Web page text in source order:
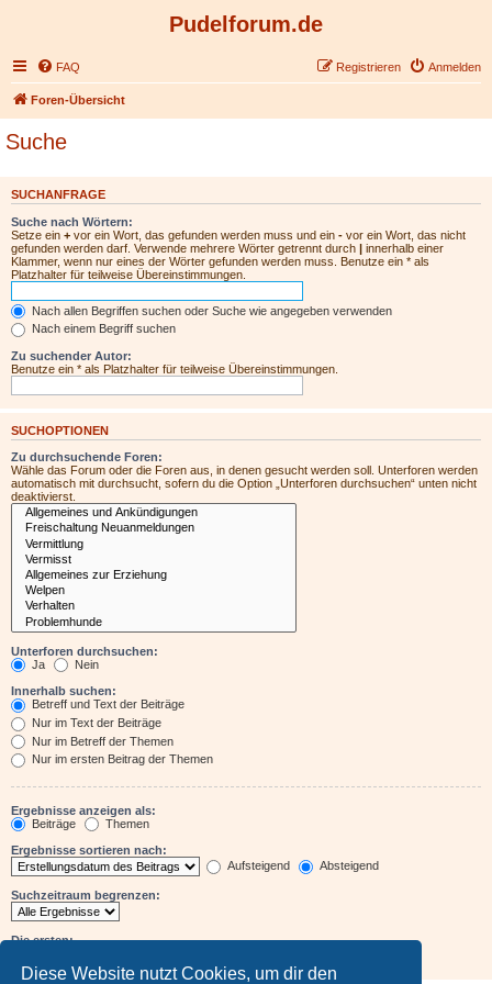
Diese Website nutzt Cookies, um dir den
Pudelforum.de
FAQ Anmelden
Registrieren
Foren-Übersicht
Suche
SUCHANFRAGE
Suche nach Wörtern:
Setze ein + vor ein Wort, das gefunden werden muss und ein - vor ein Wort, das nicht
gefunden werden darf. Verwende mehrere Wörter getrennt durch | innerhalb einer
Klammer, wenn nur eines der Wörter gefunden werden muss. Benutze ein * als
Platzhalter für teilweise Übereinstimmungen.
Nach allen Begriffen suchen oder Suche wie angegeben verwenden
Nach einem Begriff suchen
Zu suchender Autor:
Benutze ein * als Platzhalter für teilweise Übereinstimmungen.
SUCHOPTIONEN
Zu durchsuchende Foren:
Wähle das Forum oder die Foren aus, in denen gesucht werden soll. Unterforen werden
automatisch mit durchsucht, sofern du die Option „Unterforen durchsuchen“ unten nicht
deaktivierst.
Unterforen durchsuchen:
Ja
Nein
Innerhalb suchen:
Betreff und Text der Beiträge
Nur im Text der Beiträge
Nur im Betreff der Themen
Nur im ersten Beitrag der Themen
Ergebnisse anzeigen als:
Beiträge
Themen
Ergebnisse sortieren nach:
Aufsteigend
Absteigend
Suchzeitraum begrenzen:
Die ersten: